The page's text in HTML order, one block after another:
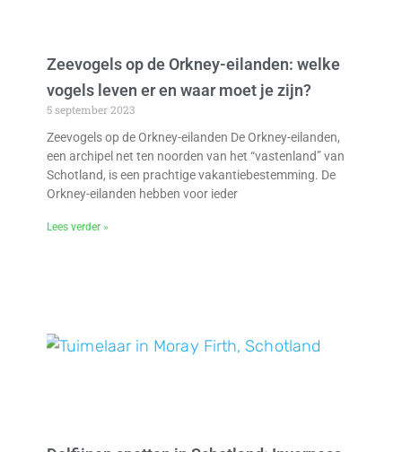
Zeevogels op de Orkney-eilanden: welke
vogels leven er en waar moet je zijn?
5 september 2023
Zeevogels op de Orkney-eilanden De Orkney-eilanden,
een archipel net ten noorden van het “vastenland” van
Schotland, is een prachtige vakantiebestemming. De
Orkney-eilanden hebben voor ieder
Lees verder »